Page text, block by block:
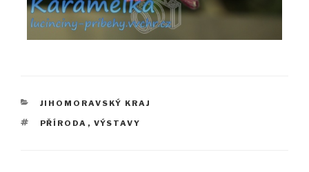
RUBRIKY
JIHOMORAVSKÝ KRAJ
ŠTÍTKY
PŘÍRODA , VÝSTAVY